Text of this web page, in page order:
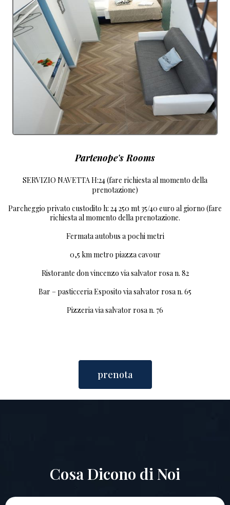
Partenope's Rooms
SERVIZIO NAVETTA H:24 (fare richiesta al momento della
prenotazione)
Parcheggio privato custodito h: 24 250 mt 35/40 euro al giorno (fare
richiesta al momento della prenotazione.
Fermata autobus a pochi metri
0,5 km metro piazza cavour
Ristorante don vincenzo via salvator rosa n. 82
Bar – pasticceria Esposito via salvator rosa n. 65
Pizzeria via salvator rosa n. 76
prenota
Cosa Dicono di Noi